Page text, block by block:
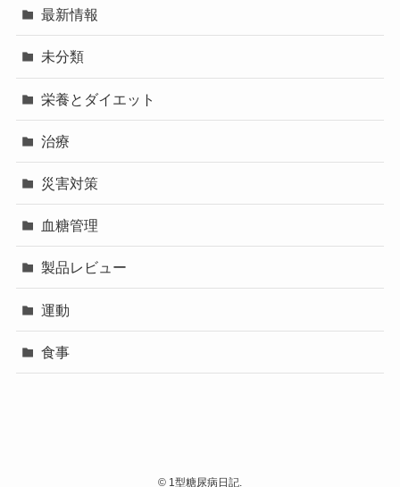
最新情報
未分類
栄養とダイエット
治療
災害対策
血糖管理
製品レビュー
運動
食事
© 1型糖尿病日記.